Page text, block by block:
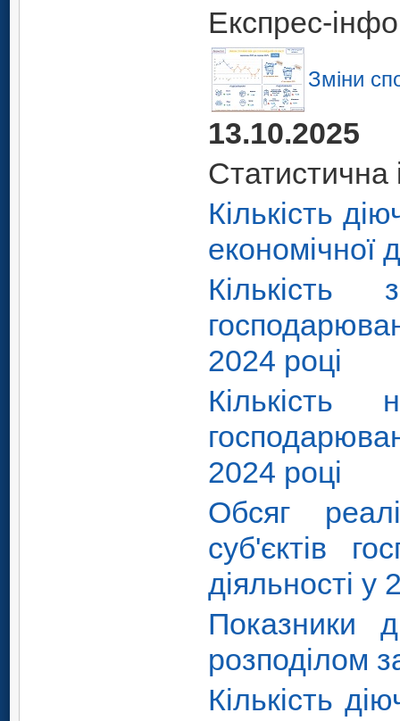
Експрес-
Зміни
13.10.2025
Статистична
Кількість
економічної
Кількість
2024 році
Кількість
2024 році
Обсяг
суб'єктів
діяльності у
Показники
розподілом
Кількість